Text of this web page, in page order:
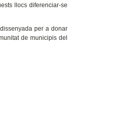
llocs diferenciar-se
per a donar
de municipis del